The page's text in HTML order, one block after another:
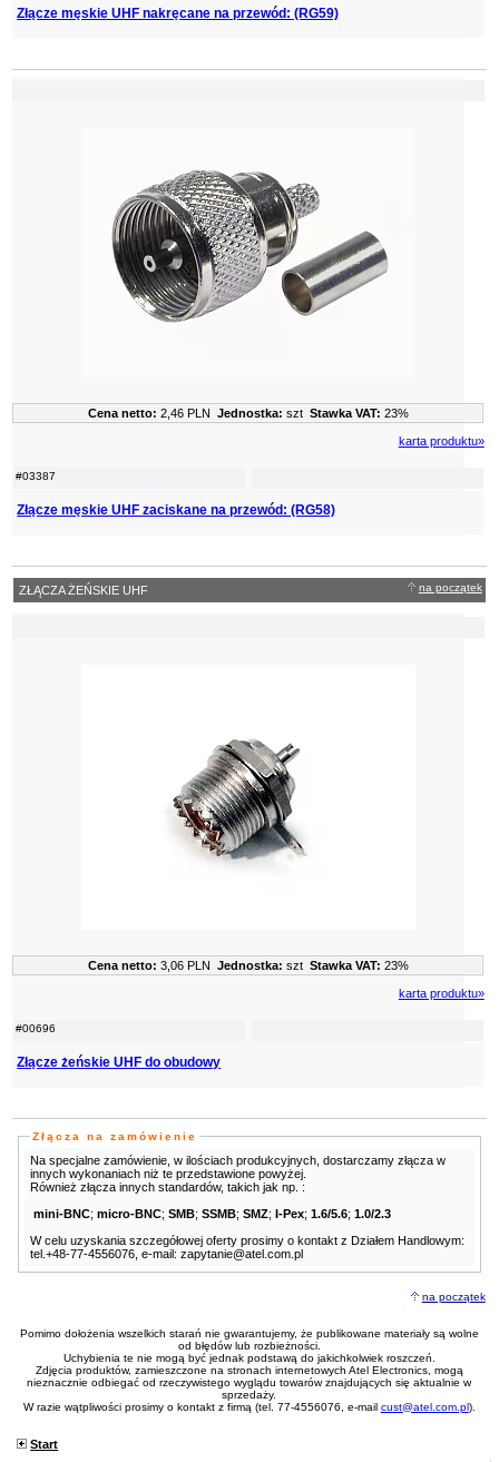
Złącze męskie UHF nakręcane na przewód: (RG59)
#03387
Złącze męskie UHF zaciskane na przewód: (RG58)
Cena netto: 2,46 PLN Jednostka: szt Stawka VAT: 23%
karta produktu»
ZŁĄCZA ŻEŃSKIE UHF na początek
#00696
Złącze żeńskie UHF do obudowy
Cena netto: 3,06 PLN Jednostka: szt Stawka VAT: 23%
karta produktu»
Złącza na zamówienie
Na specjalne zamówienie, w ilościach produkcyjnych, dostarczamy złącza w
innych wykonaniach niż te przedstawione powyżej.
Również złącza innych standardów, takich jak np. :
mini-BNC;micro-BNC;SMB;SSMB;SMZ;I-Pex;1.6/5.6;1.0/2.3
W celu uzyskania szczegółowej oferty prosimy o kontakt z Działem Handlowym:
tel.+48-77-4556076, e-mail: zapytanie@atel.com.pl
na początek
Pomimo dołożenia wszelkich starań nie gwarantujemy, że publikowane materiały są wolne
od błędów lub rozbieżności.
Uchybienia te nie mogą być jednak podstawą do jakichkolwiek roszczeń.
Zdjęcia produktów, zamieszczone na stronach internetowych Atel Electronics, mogą
nieznacznie odbiegać od rzeczywistego wyglądu towarów znajdujących się aktualnie w
sprzedaży.
W razie wątpliwości prosimy o kontakt z firmą (tel. 77-4556076, e-mail cust@atel.com.pl).
Start